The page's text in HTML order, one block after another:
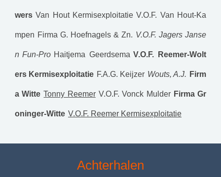
wers Van Hout Kermisexploitatie V.O.F. Van Hout-Ka
mpen Firma G. Hoefnagels & Zn. V.O.F. Jagers Janse
n Fun-Pro Haitjema Geerdsema V.O.F. Reemer-Wolt
ers Kermisexploitatie F.A.G. Keijzer Wouts, A.J. Firm
a Witte Tonny Reemer V.O.F. Vonck Mulder Firma Gr
oninger-Witte V.O.F. Reemer Kermisexploitatie
Achterhalen